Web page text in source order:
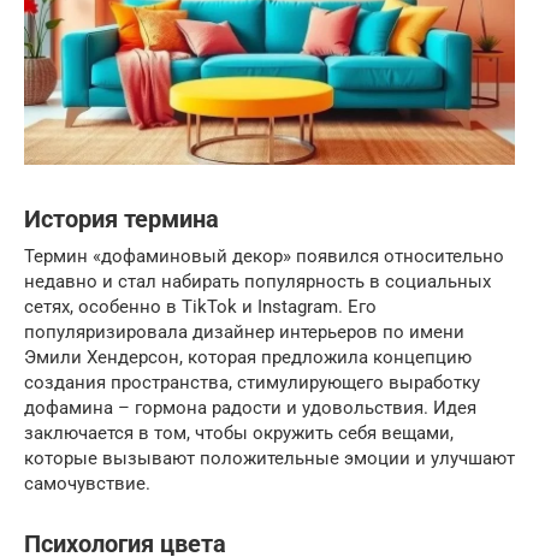
История термина
Термин «дофаминовый декор» появился относительно
недавно и стал набирать популярность в социальных
сетях, особенно в TikTok и Instagram. Его
популяризировала дизайнер интерьеров по имени
Эмили Хендерсон, которая предложила концепцию
создания пространства, стимулирующего выработку
дофамина – гормона радости и удовольствия. Идея
заключается в том, чтобы окружить себя вещами,
которые вызывают положительные эмоции и улучшают
самочувствие.
Психология цвета